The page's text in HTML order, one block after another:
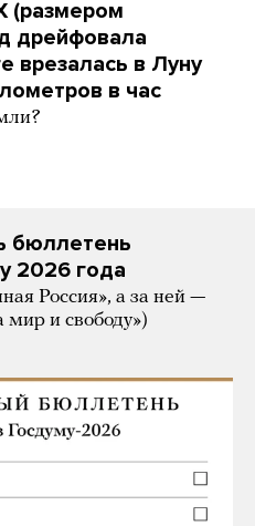
(размером
дрейфовала
врезалась в Луну
в час
бюллетень
2026 года
Россия», а за ней —
мир и свободу»)